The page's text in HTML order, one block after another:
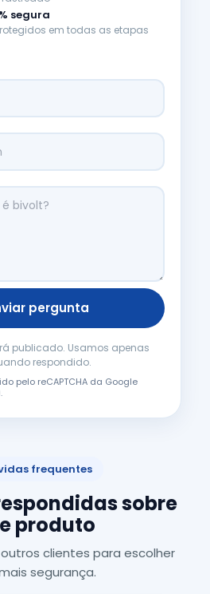
segura
em todas as etapas
pergunta
publicado. Usamos apenas
respondido.
pelo reCAPTCHA da Google
frequentes
sobre
produto
clientes para escolher
segurança.